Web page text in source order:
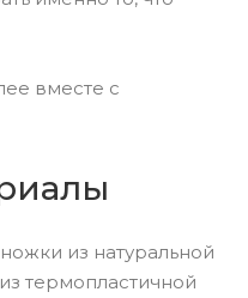
вместе с
из натуральной
термопластичной